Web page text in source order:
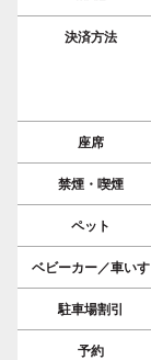
決済方法
座席
禁煙・喫煙
ペット
ベビーカー／車いす
駐車場割引
予約